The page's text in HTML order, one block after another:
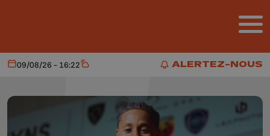
ALERTEZ-NOUS
ALERTEZ-NOUS
Aujourd'hui
09/08/26 - 16:22 Météo